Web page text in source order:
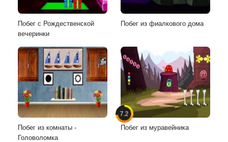
Побег с Рождественской
вечеринки
Побег из фиалкового дома
Побег из комнаты -
Головоломка
7.2
Побег из муравейника